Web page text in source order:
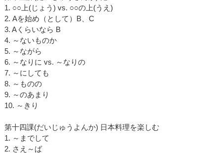
1. ○○上(じょう) vs. ○○の上(うえ)
2. Aを始め（として）B、C
3. Aくらいなら B
4. ～ないものか
5. ～ながら
6. ～なりに vs. ～なりの
7. ～にしても
8. ～ものの
9. ～のあまり
10. ～きり
第十四課(だいじゅうよんか) 日本料理を楽しむ
1. ～までして
2. さえ～ば